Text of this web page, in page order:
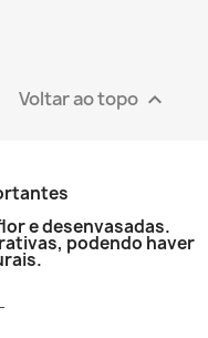
Voltar ao topo 
e desenvasadas.
podendo haver